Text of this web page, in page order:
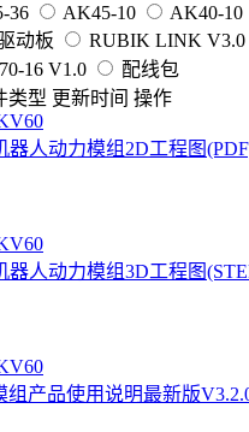
36 AK45-10 AK40-10
动板 RUBIK LINK V3.0
16 V1.0
配线包
类型 更新时间 操作
器人动力模组2D工程图
器人动力模组3D工程图
产品使用说明最新版